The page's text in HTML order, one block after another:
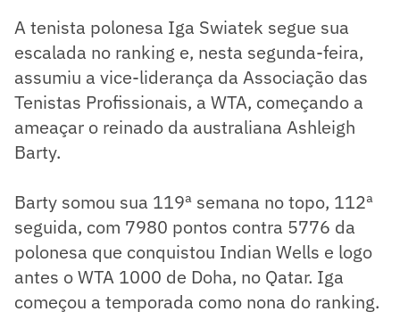
A tenista polonesa Iga Swiatek segue sua
escalada no ranking e, nesta segunda-feira,
assumiu a vice-liderança da Associação das
Tenistas Profissionais, a WTA, começando a
ameaçar o reinado da australiana Ashleigh
Barty.
Barty somou sua 119ª semana no topo, 112ª
seguida, com 7980 pontos contra 5776 da
polonesa que conquistou Indian Wells e logo
antes o WTA 1000 de Doha, no Qatar. Iga
começou a temporada como nona do ranking.